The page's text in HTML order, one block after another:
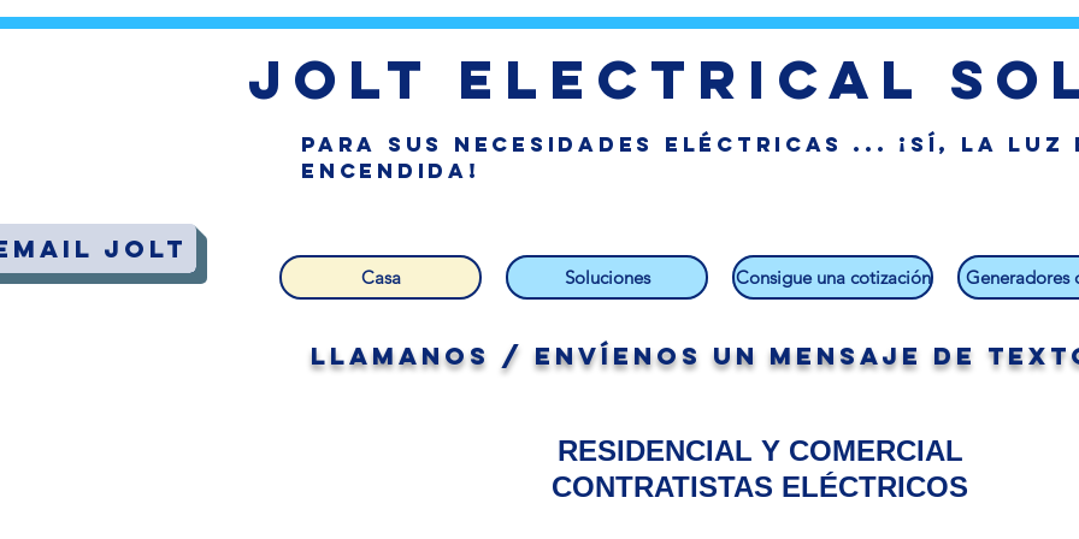
Jolt
jolt electrical
Para sus necesidades eléctricas ... ¡Sí, la Luz
encendida!
Casa Soluciones Consigue una cotización Generadores
LLAManos / Envíenos un mensaje de
RESIDENCIAL Y COMERCIAL
CONTRATISTAS ELÉCTRICOS